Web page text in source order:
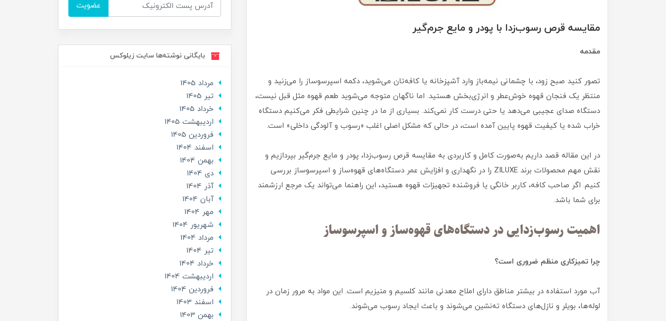
مقایسه قرص رسوب‌زدا با پودر و مایع جرم‌گیر
مقدمه
تصور کنید صبح زود، با چشمانی نیمه‌باز وارد آشپزخانه یا کافه‌تان می‌شوید، دکمه اسپرسوساز را می‌زنید و
منتظر یک فنجان قهوه خوش‌عطر و انرژی‌بخش هستید. اما ناگهان متوجه می‌شوید طعم قهوه مثل قبل نیست،
دستگاه صدای عجیبی می‌دهد یا حتی درست کار نمی‌کند. بسیاری از ما در چنین شرایطی فکر می‌کنیم دستگاه
خراب شده یا کیفیت قهوه پایین آمده است، در حالی که مشکل اصلی اغلب «رسوب و آلودگی داخلی» است.
در این مقاله قصد داریم به‌صورت کامل و کاربردی به مقایسه قرص رسوب‌زدا، پودر و مایع جرم‌گیر بپردازیم و
نقش مهم محصولات برند ZILUXE را در نگهداری و افزایش عمر دستگاه‌های قهوه‌ساز و اسپرسوساز بررسی
کنیم. اگر صاحب کافه، کاربر خانگی یا فروشنده تجهیزات قهوه هستید، این راهنما می‌تواند یک مرجع ارزشمند
برای شما باشد.
اهمیت رسوب‌زدایی در دستگاه‌های قهوه‌ساز و اسپرسوساز
چرا تمیزکاری منظم ضروری است؟
آب مورد استفاده در بیشتر مناطق دارای املاح معدنی مانند کلسیم و منیزیم است. این مواد به مرور زمان در
لوله‌ها، بویلر و نازل‌های دستگاه ته‌نشین می‌شوند و باعث ایجاد رسوب می‌شوند.
عضویت
بایگانی نوشته‌ها سایت زیلوکس
مرداد 1405
تير 1405
خرداد 1405
ارديبهشت 1405
فروردین 1405
اسفند 1404
بهمن 1404
دی 1404
آذر 1404
آبان 1404
مهر 1404
شهریور 1404
مرداد 1404
تير 1404
خرداد 1404
ارديبهشت 1404
فروردین 1404
اسفند 1403
بهمن 1403